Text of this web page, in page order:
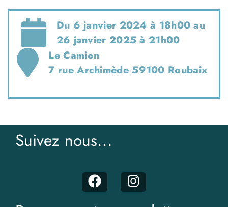
Du 6 janvier 2024 à 18h00 au
26 janvier 2025 à 21h00
Le Camion
7 rue Archimède 59100 Roubaix
Suivez nous...